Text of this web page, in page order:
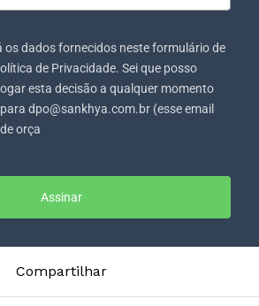
os dados fornecidos neste formulário de
de Privacidade. Sei que posso
esta decisão a qualquer momento
dpo@sankhya.com.br (esse email
orça
Assinar
Compartilhar